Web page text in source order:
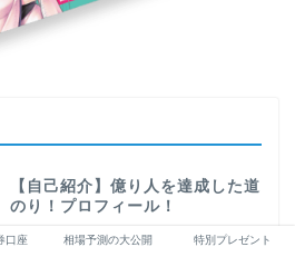
【自己紹介】億り人を達成した道
のり！プロフィール！
口座 相場予測の大公開 特別プレゼント